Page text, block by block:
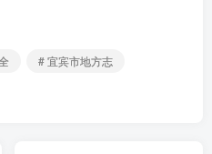
# 宜宾市地方志